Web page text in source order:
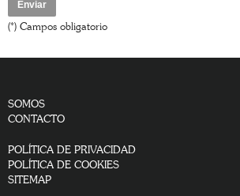
(*) Campos obligatorio
SOMOS
CONTACTO
POLÍTICA DE PRIVACIDAD
POLÍTICA DE COOKIES
SITEMAP